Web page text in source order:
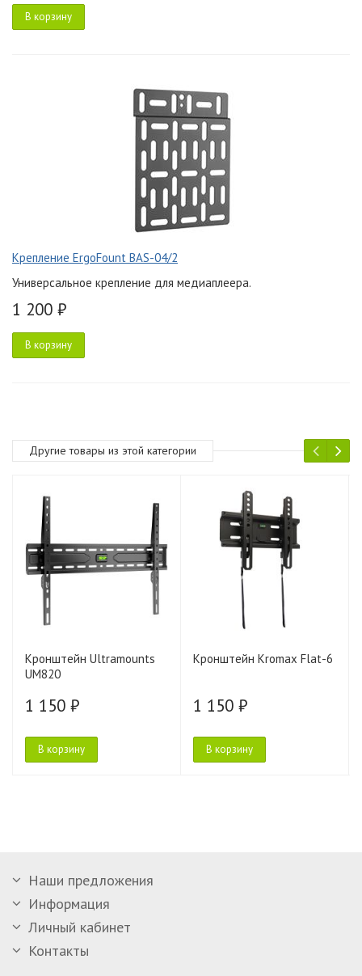
В корзину
Крепление ErgoFount BAS-04/2
Универсальное крепление для медиаплеера.
1 200 ₽
В корзину
Другие товары из этой категории
Кронштейн Ultramounts
UM820
1 150 ₽
В корзину
Кронштейн Kromax Flat-6
1 150 ₽
В корзину
Наши предложения
Информация
Личный кабинет
Контакты